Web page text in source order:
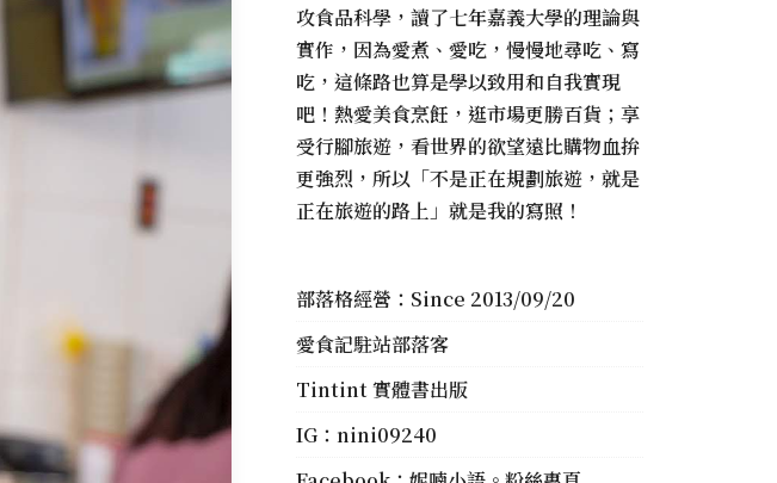
攻食品科學，讀了七年嘉義大學的理論與
實作，因為愛煮、愛吃，慢慢地尋吃、寫
吃，這條路也算是學以致用和自我實現
吧！熱愛美食烹飪，逛市場更勝百貨；享
受行腳旅遊，看世界的欲望遠比購物血拚
更強烈，所以「不是正在規劃旅遊，就是
正在旅遊的路上」就是我的寫照！
部落格經營：Since 2013/09/20
愛食記駐站部落客
Tintint 實體書出版
IG：nini09240